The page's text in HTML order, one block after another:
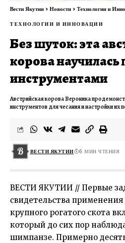
Вести Якутии >Новости >Технологии и
ТЕХНОЛОГИИ И ИННОВАЦИИ
Без шуток: эта
корова научилась
инструментами
Австрийская корова Вероника
инструментов для чесания и настройки их
ВЕСТИ ЯКУТИИ 6 МИН ЧТЕНИЯ
ВЕСТИ ЯКУТИИ // Первые
свидетельства
крупного рогатого скота
который до сих пор
шимпанзе. Примерно